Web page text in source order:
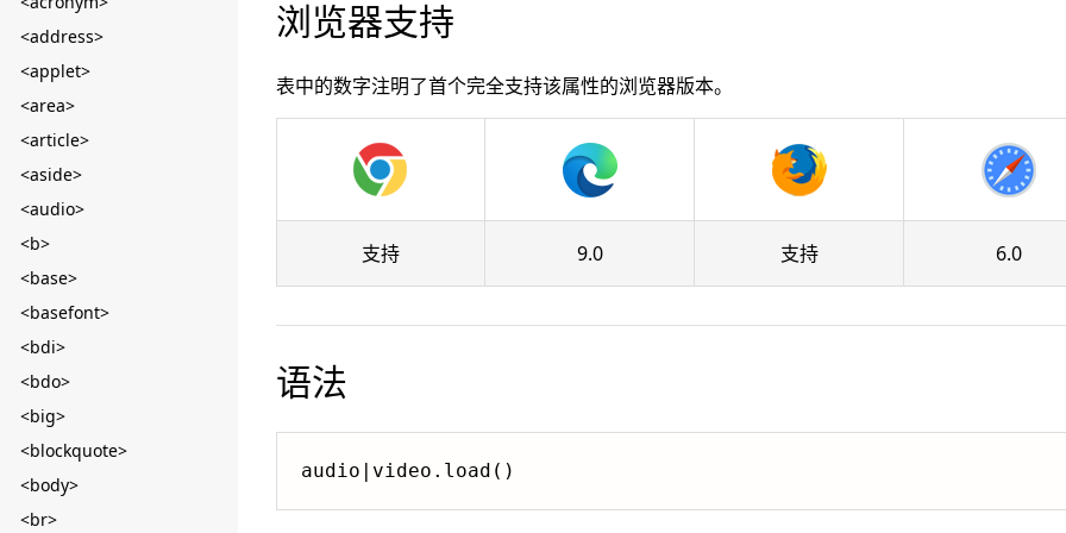
<address>
<applet>
<area>
<article>
<aside>
<audio>
<b>
<base>
<basefont>
<bdi>
<bdo>
<big>
<blockquote>
<body>
<br>
浏览器支持
表中的数字注明了首个完全支持该属性的浏览器版本。
支持 9.0 支持 6.0
语法
audio|video.load()